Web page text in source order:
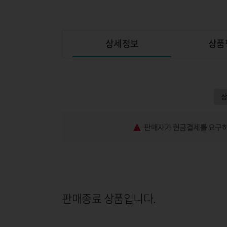
상세정보 상
판매자가 현금결제를 요구